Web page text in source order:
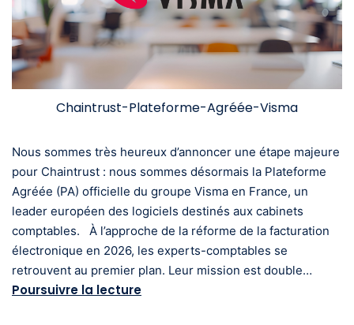
Chaintrust-Plateforme-Agréée-Visma
Nous sommes très heureux d’annoncer une étape majeure
pour Chaintrust : nous sommes désormais la Plateforme
Agréée (PA) officielle du groupe Visma en France, un
leader européen des logiciels destinés aux cabinets
comptables. À l’approche de la réforme de la facturation
électronique en 2026, les experts-comptables se
retrouvent au premier plan. Leur mission est double…
Poursuivre la lecture